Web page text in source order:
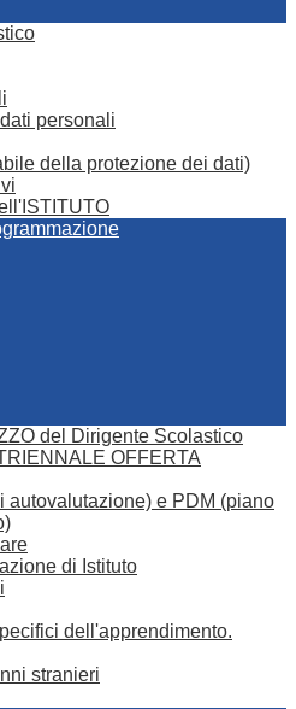
personali
della protezione dei dati)
del Dirigente Scolastico
OFFERTA
autovalutazione) e PDM (piano
di Istituto
dell'apprendimento.
stranieri